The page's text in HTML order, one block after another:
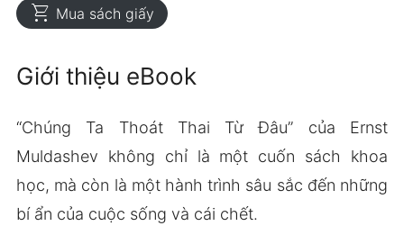
shopping_cart Mua sách giấy
Giới thiệu eBook
“Chúng Ta Thoát Thai Từ Đâu” của Ernst
Muldashev không chỉ là một cuốn sách khoa
học, mà còn là một hành trình sâu sắc đến những
bí ẩn của cuộc sống và cái chết.